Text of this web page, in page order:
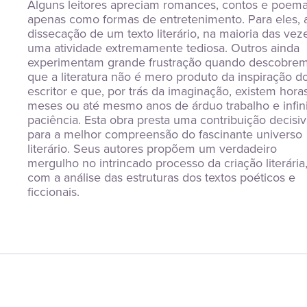
Alguns leitores apreciam romances, contos e
apenas como formas de entretenimento. Para eles,
dissecação de um texto literário, na maioria das
uma atividade extremamente tediosa. Outros ainda
experimentam grande frustração quando
que a literatura não é mero produto da inspiração
escritor e que, por trás da imaginação, existem
meses ou até mesmo anos de árduo trabalho e
paciência. Esta obra presta uma contribuição
para a melhor compreensão do fascinante universo
literário. Seus autores propõem um verdadeiro
mergulho no intrincado processo da criação literária,
com a análise das estruturas dos textos poéticos e
ficcionais.